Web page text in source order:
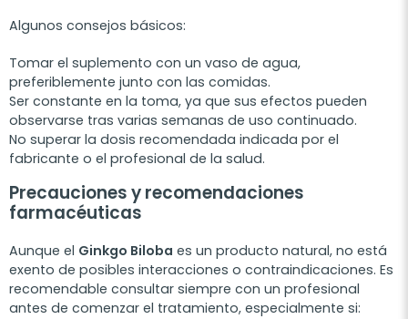
Algunos consejos básicos:
Tomar el suplemento con un vaso de agua,
preferiblemente junto con las comidas.
Ser constante en la toma, ya que sus efectos pueden
observarse tras varias semanas de uso continuado.
No superar la dosis recomendada indicada por el
fabricante o el profesional de la salud.
Precauciones y recomendaciones
farmacéuticas
Aunque el Ginkgo Biloba es un producto natural, no está
exento de posibles interacciones o contraindicaciones. Es
recomendable consultar siempre con un profesional
antes de comenzar el tratamiento, especialmente si: